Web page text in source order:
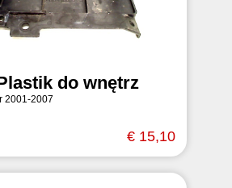
do wnętrz
2001-2007
€ 15,10